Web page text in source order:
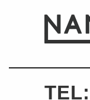
TEL: